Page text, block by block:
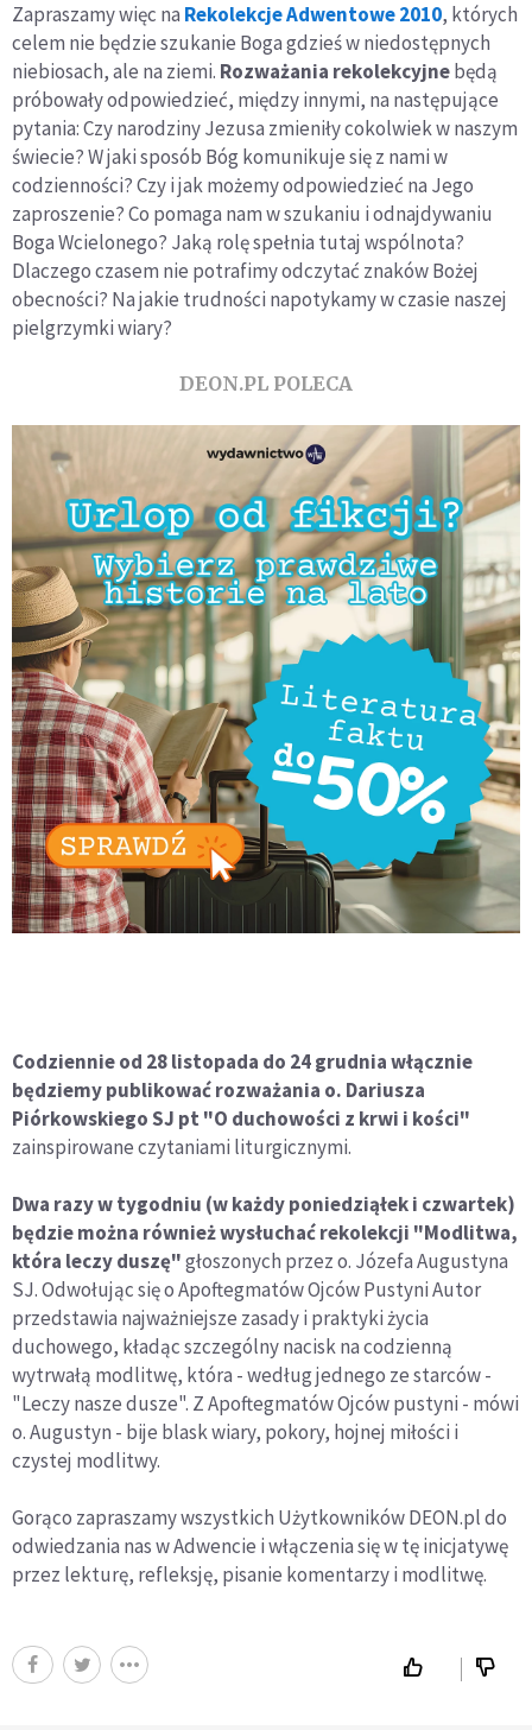
Zapraszamy więc na Rekolekcje Adwentowe 2010, których
celem nie będzie szukanie Boga gdzieś w niedostępnych
niebiosach, ale na ziemi. Rozważania rekolekcyjnebędą
próbowały odpowiedzieć, między innymi, na następujące
pytania: Czy narodziny Jezusa zmieniły cokolwiek w naszym
świecie? W jaki sposób Bóg komunikuje się z nami w
codzienności? Czy i jak możemy odpowiedzieć na Jego
zaproszenie? Co pomaga nam w szukaniu i odnajdywaniu
Boga Wcielonego? Jaką rolę spełnia tutaj wspólnota?
Dlaczego czasem nie potrafimy odczytać znaków Bożej
obecności? Na jakie trudności napotykamy w czasie naszej
pielgrzymki wiary?
DEON.PL POLECA
Codziennie od 28 listopada do 24 grudnia włącznie
będziemy publikować rozważania o. Dariusza
Piórkowskiego SJ pt "O duchowości z krwi i kości"
zainspirowane czytaniami liturgicznymi.
Dwa razy w tygodniu (w każdy poniedziąłek i czwartek)
będzie można również wysłuchać rekolekcji "Modlitwa,
która leczy duszę"głoszonych przez o. Józefa Augustyna
SJ. Odwołując się o Apoftegmatów Ojców Pustyni Autor
przedstawia najważniejsze zasady i praktyki życia
duchowego, kładąc szczególny nacisk na codzienną
wytrwałą modlitwę, która - według jednego ze starców -
"Leczy nasze dusze". Z Apoftegmatów Ojców pustyni - mówi
o. Augustyn - bije blask wiary, pokory, hojnej miłości i
czystej modlitwy.
Gorąco zapraszamy wszystkich Użytkowników DEON.pl do
odwiedzania nas w Adwencie i włączenia się w tę inicjatywę
przez lekturę, refleksję, pisanie komentarzy i modlitwę.